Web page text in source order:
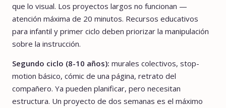
que lo visual. Los proyectos largos no funcionan —
atención máxima de 20 minutos. Recursos educativos
para infantil y primer ciclo deben priorizar la manipulación
sobre la instrucción.
Segundo ciclo (8-10 años): murales colectivos, stop-
motion básico, cómic de una página, retrato del
compañero. Ya pueden planificar, pero necesitan
estructura. Un proyecto de dos semanas es el máximo